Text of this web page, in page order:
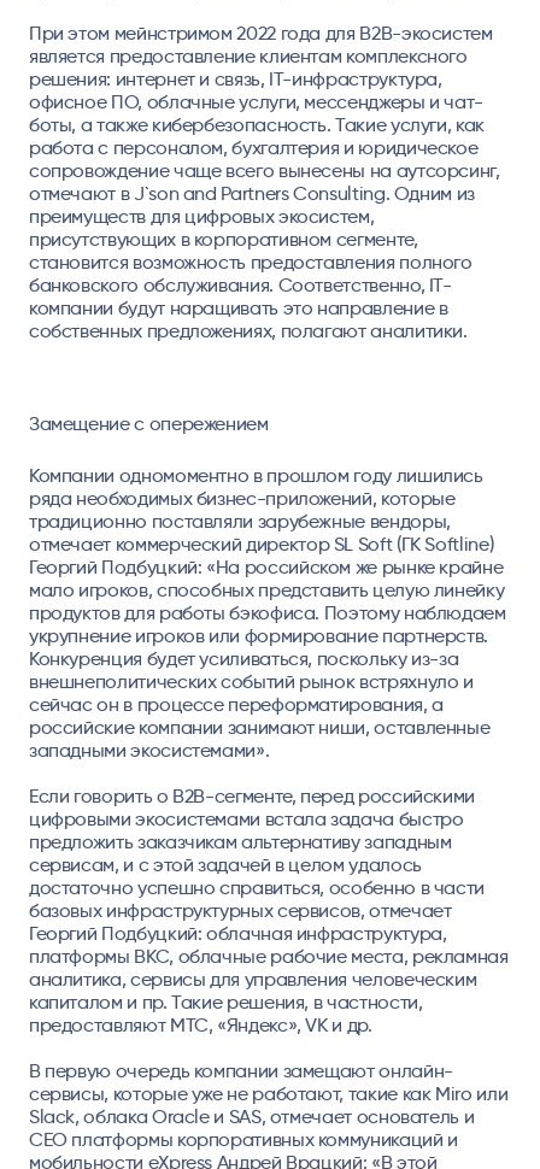
При этом мейнстримом 2022 года для B2B-экосистем
является предоставление клиентам комплексного
решения: интернет и связь, IT-инфраструктура,
офисное ПО, облачные услуги, мессенджеры и чат-
боты, а также кибербезопасность. Такие услуги, как
работа с персоналом, бухгалтерия и юридическое
сопровождение чаще всего вынесены на аутсорсинг,
отмечают в J`son and Partners Consulting. Одним из
преимуществ для цифровых экосистем,
присутствующих в корпоративном сегменте,
становится возможность предоставления полного
банковского обслуживания. Соответственно, IT-
компании будут наращивать это направление в
собственных предложениях, полагают аналитики.
Замещение с опережением
Компании одномоментно в прошлом году лишились
ряда необходимых бизнес-приложений, которые
традиционно поставляли зарубежные вендоры,
отмечает коммерческий директор SL Soft (ГК Softline)
Георгий Подбуцкий: «На российском же рынке крайне
мало игроков, способных представить целую линейку
продуктов для работы бэкофиса. Поэтому наблюдаем
укрупнение игроков или формирование партнерств.
Конкуренция будет усиливаться, поскольку из-за
внешнеполитических событий рынок встряхнуло и
сейчас он в процессе переформатирования, а
российские компании занимают ниши, оставленные
западными экосистемами».
Если говорить о B2B-сегменте, перед российскими
цифровыми экосистемами встала задача быстро
предложить заказчикам альтернативу западным
сервисам, и с этой задачей в целом удалось
достаточно успешно справиться, особенно в части
базовых инфраструктурных сервисов, отмечает
Георгий Подбуцкий: облачная инфраструктура,
платформы ВКС, облачные рабочие места, рекламная
аналитика, сервисы для управления человеческим
капиталом и пр. Такие решения, в частности,
предоставляют МТС, «Яндекс», VK и др.
В первую очередь компании замещают онлайн-
сервисы, которые уже не работают, такие как Miro или
Slack, облака Oracle и SAS, отмечает основатель и
CEO платформы корпоративных коммуникаций и
мобильности eXpress Андрей Врацкий: «В этой